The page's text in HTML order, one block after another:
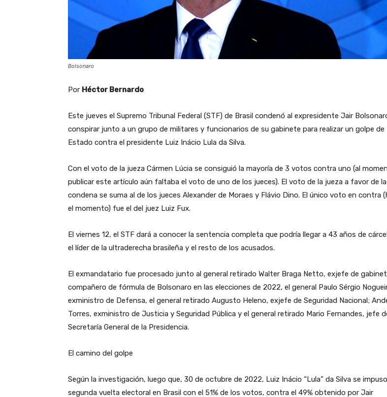
Bolsonaro
Por Héctor Bernardo
Este jueves el Supremo Tribunal Federal (STF) de Brasil condenó al expresidente Jair
conspirar junto a un grupo de militares y funcionarios de su gabinete para realizar un golpe de
Estado contra el presidente Luiz Inácio Lula da Silva.
Con el voto de la jueza Cármen Lúcia se consiguió la mayoría de 3 votos contra uno (al
publicar este artículo aún faltaba el voto de uno de los jueces). El voto de la jueza a favor de la
condena se suma al de los jueces Alexander de Moraes y Flávio Dino. El único voto en contra
el momento) fue el del juez Luiz Fux.
El viernes 12, el STF dará a conocer la sentencia completa que podría llegar a 43 años de
el líder de la ultraderecha brasileña y el resto de los acusados.
El exmandatario fue procesado junto al general retirado Walter Braga Netto, exjefe de
compañero de fórmula de Bolsonaro en las elecciones de 2022, el general Paulo Sérgio
exministro de Defensa, el general retirado Augusto Heleno, exjefe de Seguridad Nacional;
Torres, exministro de Justicia y Seguridad Pública y el general retirado Mario Fernandes, jefe
Secretaría General de la Presidencia.
El camino del golpe
Según la investigación, luego que, 30 de octubre de 2022, Luiz Inácio “Lula” da Silva se
segunda vuelta electoral en Brasil con el 51% de los votos, contra el 49% obtenido por Jair